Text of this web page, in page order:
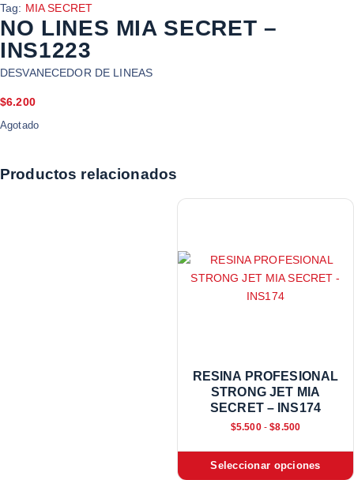
Tag: MIA SECRET
NO LINES MIA SECRET –
INS1223
DESVANECEDOR DE LINEAS
$6.200
Agotado
Productos relacionados
RESINA PROFESIONAL
STRONG JET MIA
SECRET – INS174
$5.500 - $8.500
Seleccionar opciones